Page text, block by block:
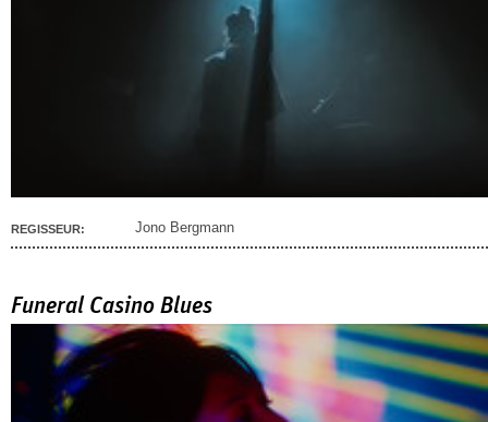
REGISSEUR: Jono Bergmann
Funeral Casino Blues